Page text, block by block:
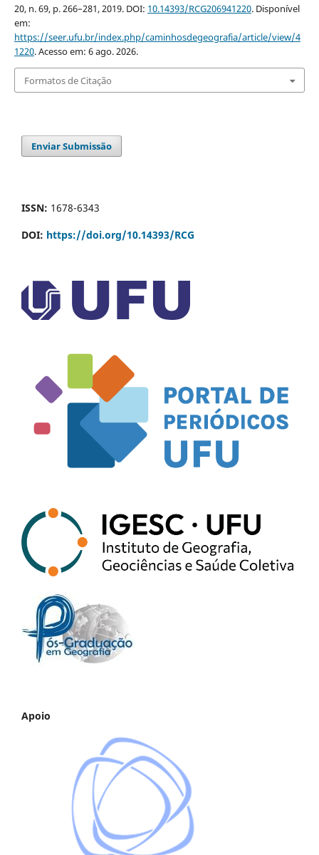
20, n. 69, p. 266–281, 2019. DOI: 10.14393/RCG206941220. Disponível
em:
https://seer.ufu.br/index.php/caminhosdegeografia/article/view/4
1220. Acesso em: 6 ago. 2026.
Formatos de Citação
Enviar Submissão
ISSN: 1678-6343
DOI: https://doi.org/10.14393/RCG
Apoio